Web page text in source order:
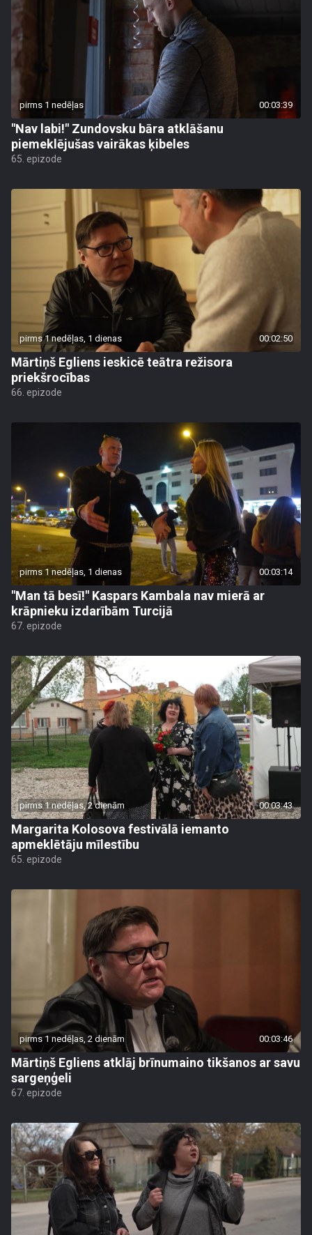
pirms 1 nedēļas 00:03:39
"Nav labi!" Zundovsku bāra atklāšanu
piemeklējušas vairākas ķibeles
65. epizode
pirms 1 nedēļas, 1 dienas 00:02:50
Mārtiņš Egliens ieskicē teātra režisora
priekšrocības
66. epizode
pirms 1 nedēļas, 1 dienas 00:03:14
"Man tā besī!" Kaspars Kambala nav mierā ar
krāpnieku izdarībām Turcijā
67. epizode
pirms 1 nedēļas, 2 dienām 00:03:43
Margarita Kolosova festivālā iemanto
apmeklētāju mīlestību
65. epizode
pirms 1 nedēļas, 2 dienām 00:03:46
Mārtiņš Egliens atklāj brīnumaino tikšanos ar savu
sargeņģeli
67. epizode